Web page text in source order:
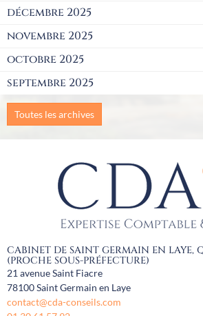
décembre 2025
novembre 2025
octobre 2025
septembre 2025
Toutes les archives
CABINET DE SAINT GERMAIN EN LAYE,
(PROCHE SOUS-PRÉFECTURE)
21 avenue Saint Fiacre
78100Saint Germain en Laye
contact@cda-conseils.com